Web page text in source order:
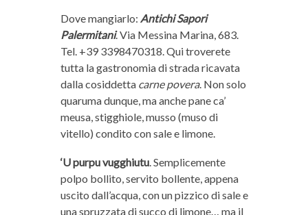
Dove mangiarlo: Antichi Sapori
Palermitani. Via Messina Marina, 683.
Tel. +39 3398470318. Qui troverete
tutta la gastronomia di strada ricavata
dalla cosiddetta carne povera. Non solo
quaruma dunque, ma anche pane ca’
meusa, stigghiole, musso (muso di
vitello) condito con sale e limone.
‘U purpu vugghiutu. Semplicemente
polpo bollito, servito bollente, appena
uscito dall’acqua, con un pizzico di sale e
una spruzzata di succo di limone… ma il